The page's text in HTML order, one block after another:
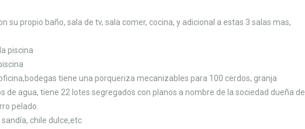
su propio baño, sala de tv, sala comer, cocina, y adicional a estas 3 salas mas,
piscina
tiene una porqueriza mecanizables para 100 cerdos, granja
agua, tiene 22 lotes segregados con planos a nombre de la sociedad dueña del
pelado.
chile dulce,etc